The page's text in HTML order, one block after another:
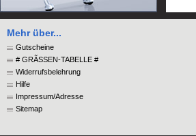
Mehr über...
Gutscheine
# GRÃSSEN-TABELLE #
Widerrufsbelehrung
Hilfe
Impressum/Adresse
Sitemap